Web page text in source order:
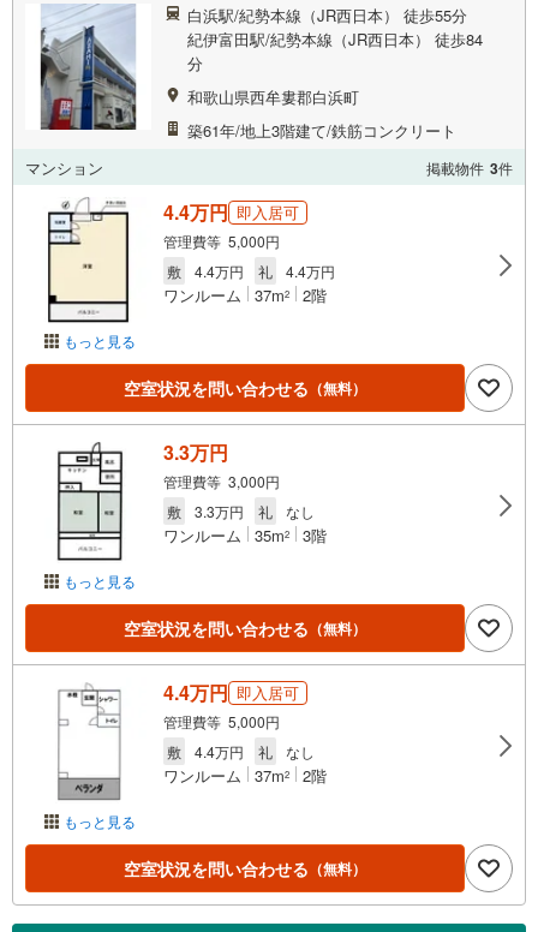
白浜駅/紀勢本線（JR西日本） 徒歩55分
紀伊富田駅/紀勢本線（JR西日本） 徒歩84
分
和歌山県西牟婁郡白浜町
築61年/地上3階建て/鉄筋コンクリート
マンション
掲載物件 3件
もっと見る
4.4万円 即入居可
管理費等 5,000円
敷
4.4万円 礼 4.4万円
ワンルーム 37m2 2階
空室状況を問い合わせる （無料）
もっと見る
3.3万円
管理費等 3,000円
敷
3.3万円 礼 なし
ワンルーム 35m2 3階
空室状況を問い合わせる （無料）
もっと見る
4.4万円 即入居可
管理費等 5,000円
敷
4.4万円 礼 なし
ワンルーム 37m2 2階
空室状況を問い合わせる （無料）